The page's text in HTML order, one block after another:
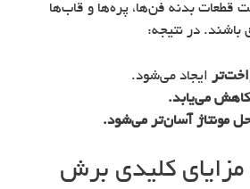
قطعات بدنه فن‌ها، پره‌ها و قاب‌ها
باشند. در نتیجه:
ایجاد می‌شود.
می‌یابد.
مونتاژ آسان‌تر می‌شود.
بخش ۲: مزایای کلیدی برش